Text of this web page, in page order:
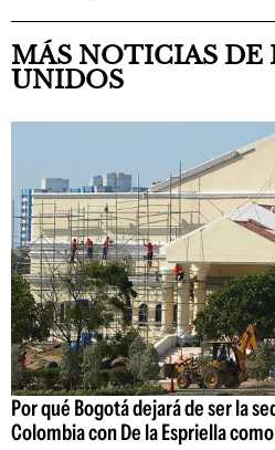
MÁS NOTICIAS DE
UNIDOS
Por qué Bogotá dejará de ser la
Colombia con De la Espriella